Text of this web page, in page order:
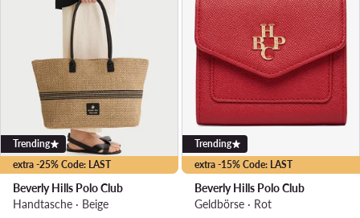
extra -25% Code: LAST
Trending
Beverly Hills Polo Club
Handtasche · Beige
extra -15% Code: LAST
Trending
Beverly Hills Polo Club
Geldbörse · Rot